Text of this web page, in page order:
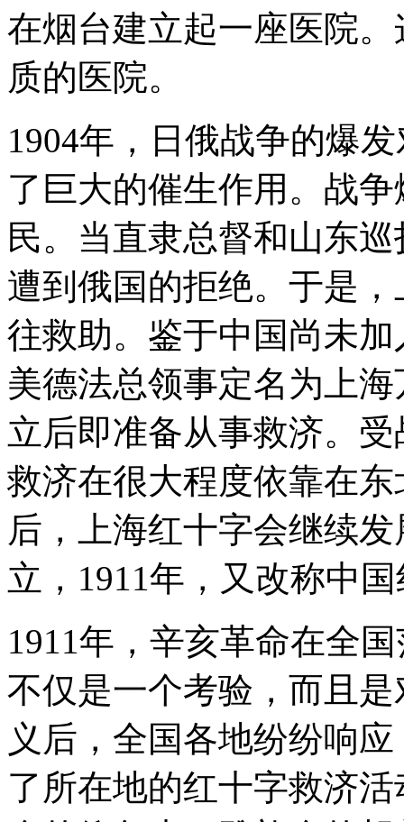
在烟台建立起一座医院
质的医院。
1904年，日俄战争的爆
了巨大的催生作用。战
民。当直隶总督和山东
遭到俄国的拒绝。于是
往救助。鉴于中国尚未
美德法总领事定名为上
立后即准备从事救济。
救济在很大程度依靠在
后，上海红十字会继续
立，1911年，又改称中
1911年，辛亥革命在全
不仅是一个考验，而且
义后，全国各地纷纷响
了所在地的红十字救济